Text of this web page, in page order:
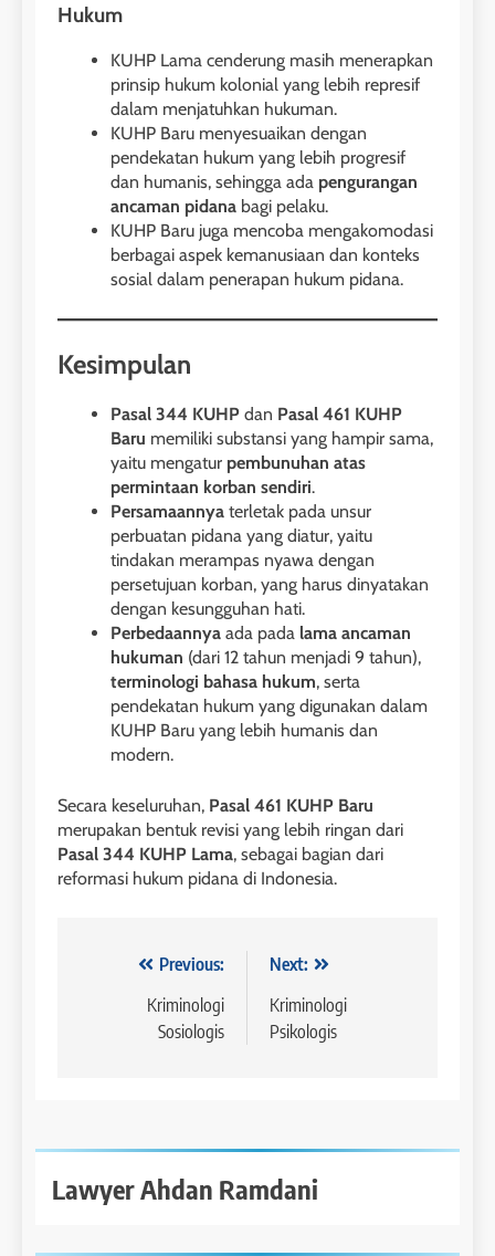
Hukum
KUHP Lama cenderung masih menerapkan
prinsip hukum kolonial yang lebih represif
dalam menjatuhkan hukuman.
KUHP Baru menyesuaikan dengan
pendekatan hukum yang lebih progresif
dan humanis, sehingga ada pengurangan
ancaman pidana bagi pelaku.
KUHP Baru juga mencoba mengakomodasi
berbagai aspek kemanusiaan dan konteks
sosial dalam penerapan hukum pidana.
Kesimpulan
Pasal 344 KUHP dan Pasal 461 KUHP
Baru memiliki substansi yang hampir sama,
yaitu mengatur pembunuhan atas
permintaan korban sendiri.
Persamaannya terletak pada unsur
perbuatan pidana yang diatur, yaitu
tindakan merampas nyawa dengan
persetujuan korban, yang harus dinyatakan
dengan kesungguhan hati.
Perbedaannya ada pada lama ancaman
hukuman (dari 12 tahun menjadi 9 tahun),
terminologi bahasa hukum, serta
pendekatan hukum yang digunakan dalam
KUHP Baru yang lebih humanis dan
modern.
Secara keseluruhan, Pasal 461 KUHP Baru
merupakan bentuk revisi yang lebih ringan dari
Pasal 344 KUHP Lama, sebagai bagian dari
reformasi hukum pidana di Indonesia.
NavigasiPrevious:
Kriminologi
Sosiologis
Next:
Kriminologi
Psikologis
Lawyer Ahdan Ramdani